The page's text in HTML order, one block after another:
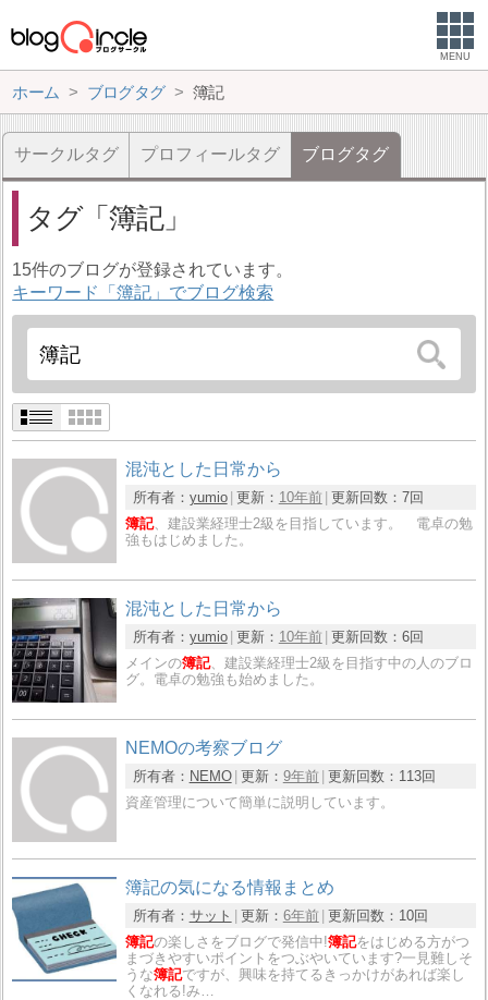
MENU
ホーム ブログタグ 簿記
サークルタグ プロフィールタグ ブログタグ
タグ 簿記
15件のブログが登録されています。
キーワード「簿記」でブログ検索
混沌とした日常から
所有者： yumio 更新： 10年前 更新回数： 7回
簿記、建設業経理士2級を目指しています。 電卓の勉
強もはじめました。
混沌とした日常から
所有者： yumio 更新： 10年前 更新回数： 6回
メインの簿記、建設業経理士2級を目指す中の人のブロ
グ。電卓の勉強も始めました。
NEMOの考察ブログ
所有者： NEMO 更新： 9年前 更新回数： 113回
資産管理について簡単に説明しています。
簿記の気になる情報まとめ
所有者： サット 更新： 6年前 更新回数： 10回
簿記の楽しさをブログで発信中!簿記をはじめる方がつ
まづきやすいポイントをつぶやいています?一見難しそ
うな簿記ですが、興味を持てるきっかけがあれば楽し
くなれる!み…